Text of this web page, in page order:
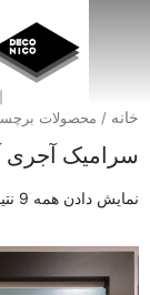
خانه / محصولات
سرامیک آجری
نمایش دادن همه 9 نتیجه